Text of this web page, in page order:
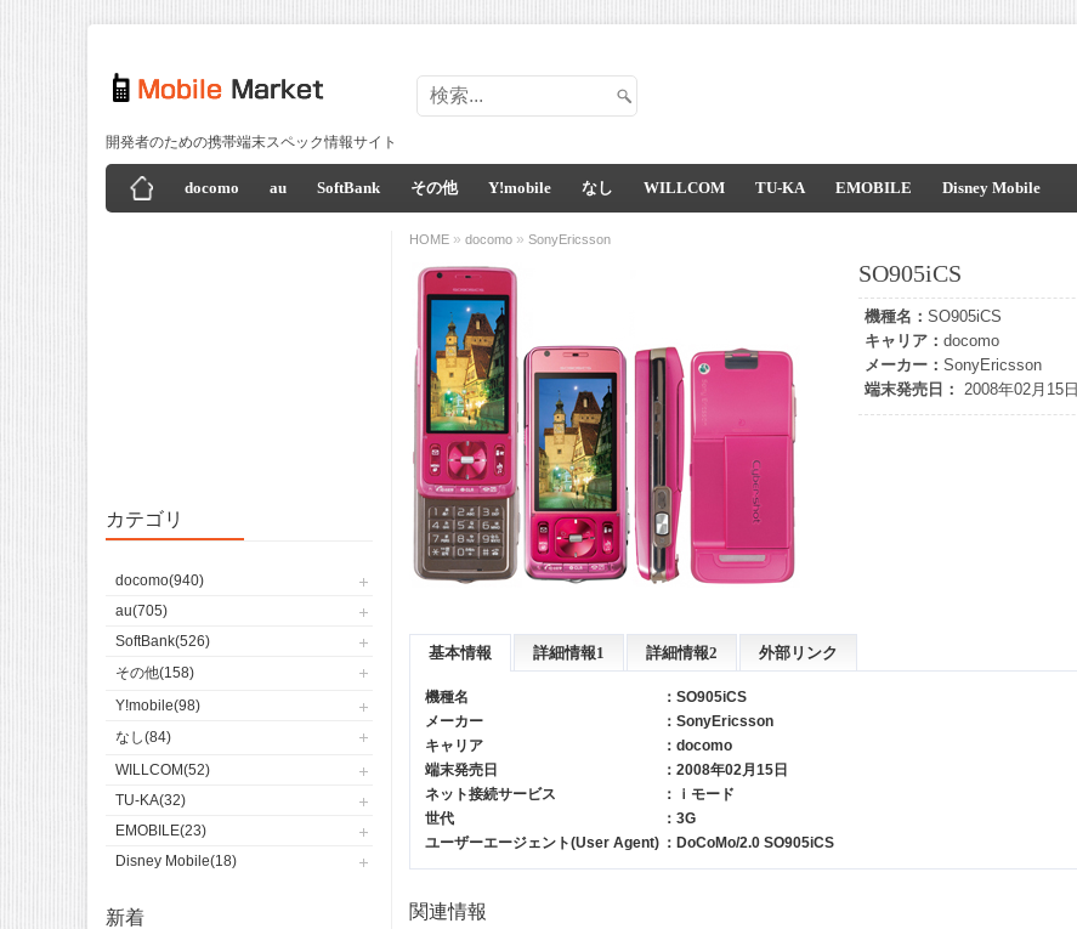
開発者のための携帯端末スペック情報サイト
docomo au SoftBank その他 Y!mobile なし WILLCOM TU-KA EMOBILE Disney Mobile
カテゴリ
docomo(940)
au(705)
SoftBank(526)
その他(158)
Y!mobile(98)
なし(84)
WILLCOM(52)
TU-KA(32)
EMOBILE(23)
Disney Mobile(18)
新着
HOME » docomo » SonyEricsson
SO905iCS
機種名： SO905iCS
キャリア： docomo
メーカー： SonyEricsson
端末発売日： 2008年02月15日
基本情報 詳細情報1 詳細情報2 外部リンク
機種名
：SO905iCS
メーカー
： SonyEricsson
キャリア
： docomo
端末発売日
：2008年02月15日
ネット接続サービス
：ｉモード
世代
：3G
ユーザーエージェント(User Agent) ：DoCoMo/2.0 SO905iCS
関連情報